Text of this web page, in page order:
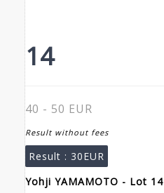
14
40 - 50 EUR
Result without fees
Result : 30EUR
Yohji YAMAMOTO - Lot 14